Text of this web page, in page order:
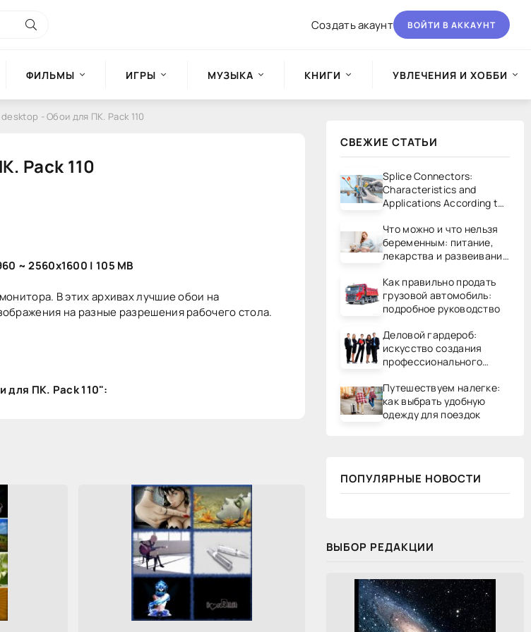
Создать акаунт ВОЙТИ В АККАУНТ
ФИЛЬМЫ ИГРЫ МУЗЫКА КНИГИ УВЛЕЧЕНИЯ И ХОББИ
- Обои для ПК. Pack 110
Pack 110
~ 2560x1600 | 105 MB
В этих архивах лучшие обои на
на разные разрешения рабочего стола.
для ПК. Pack 110":
СВЕЖИЕ СТАТЬИ
Splice Connectors:
Characteristics and
Applications According to
Что можно и что нельзя
беременным: питание,
лекарства и развеивание
Как правильно продать
грузовой автомобиль:
подробное руководство
Деловой гардероб:
искусство создания
профессионального
Путешествуем налегке:
как выбрать удобную
одежду для поездок
ПОПУЛЯРНЫЕ НОВОСТИ
ВЫБОР РЕДАКЦИИ